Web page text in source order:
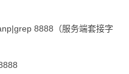
8888（服务端套接字